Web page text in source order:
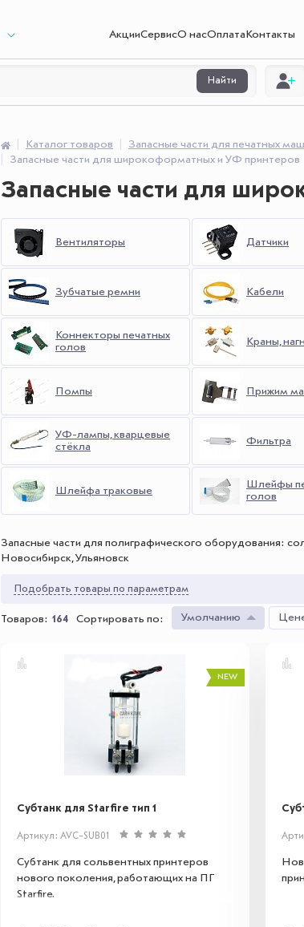
АкцииСервисО насОплата Контакты
Найти
Каталог товаров
Запасные части для печатных
Запасные части для широкоформатных и УФ принтеров
Запасные части для
Вентиляторы Датчики
Зубчатые ремни Кабели
Коннекторы печатных
голов
Краны,
Помпы Прижим
УФ-лампы, кварцевые
стёкла
Фильтра
Шлейфа траковые
Шлейфы
голов
Запасные части для полиграфического оборудования:
Новосибирск, Ульяновск
Подобрать товары по параметрам
Товаров: 164 Сортировать по: Умолчанию
NEW
Субтанк для Starfire тип 1
Артикул: AVC-SUB01
Субтанк для сольвентных принтеров
нового поколения, работающих на ПГ
Starfire.